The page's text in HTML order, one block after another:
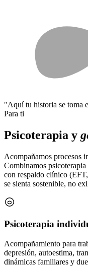
"Aquí tu historia se toma
Para ti
Psicoterapia y
Acompañamos procesos
Combinamos
con respaldo clínico
se sienta sostenible, no
Psicoterapia
Acompañamiento para
depresión, autoestima,
dinámicas familiares y